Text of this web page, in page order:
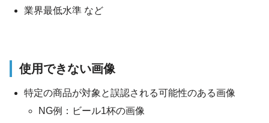
業界最低水準 など
使用できない画像
特定の商品が対象と誤認される可能性のある画像
NG例：ビール1杯の画像